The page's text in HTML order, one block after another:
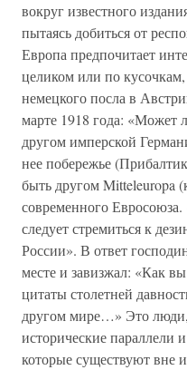
вокруг известного
пытаясь добиться от
Европа предпочитает
целиком или по
немецкого посла в
марте 1918 года: «Может
другом имперской
нее побережье
быть другом Mitteleuropa
современного
следует стремиться к
России». В ответ
месте и завизжал: «Как
цитаты столетней
другом мире…» Это
исторические параллели
которые существуют вне